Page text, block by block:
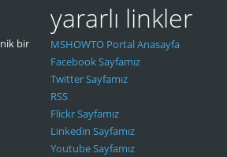
bir
yararlı linkler
MSHOWTO Portal Anasayfa
Facebook Sayfamız
Twitter Sayfamız
RSS
Flickr Sayfamız
Linkedin Sayfamız
Youtube Sayfamız